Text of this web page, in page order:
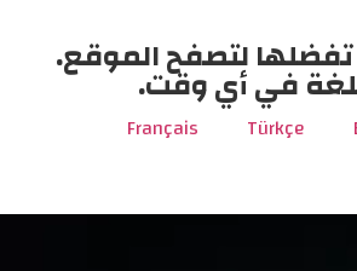
تفضلها لتصفح الموقع.
في أي وقت.
Türkçe
Français